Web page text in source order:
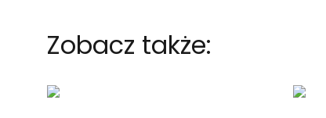
Zobacz także: